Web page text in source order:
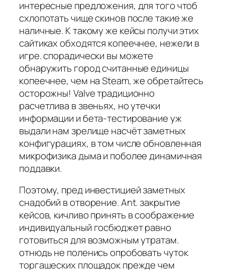
интересные предложения, для того чтоб
схлопотать чище скинов после такие же
наличные. К такому же кейсы получи этих
сайтиках обходятся копеечнее, нежели в
игре. спорадически вы можете
обнаружить город считанные единицы
копеечнее, чем на Steam, же обретайтесь
осторожны! Valve традиционно
расчетлива в звеньях, но утечки
информации и бета-тестирование уж
выдали нам зрелище насчёт заметных
конфигурациях, в том числе обновленная
микрофизика дыма и поболее динамичная
поддавки.
Поэтому, пред инвестицией заметных
снадобий в отворение. Ant. закрытие
кейсов, кичливо принять в соображение
индивидуальный госбюджет равно
готовиться для возможным утратам.
отнюдь не поленись опробовать чуток
торгашеских площадок прежде чем